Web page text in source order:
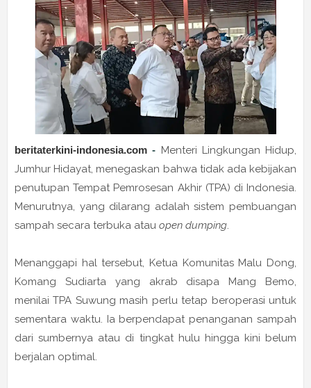
beritaterkini-indonesia.com- Menteri Lingkungan Hidup,
Jumhur Hidayat, menegaskan bahwa tidak ada kebijakan
penutupan Tempat Pemrosesan Akhir (TPA) di Indonesia.
Menurutnya, yang dilarang adalah sistem pembuangan
sampah secara terbuka atau open dumping.
Menanggapi hal tersebut, Ketua Komunitas Malu Dong,
Komang Sudiarta yang akrab disapa Mang Bemo,
menilai TPA Suwung masih perlu tetap beroperasi untuk
sementara waktu. Ia berpendapat penanganan sampah
dari sumbernya atau di tingkat hulu hingga kini belum
berjalan optimal.